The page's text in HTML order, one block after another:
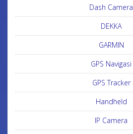
Dash Camera
DEKKA
GARMIN
GPS Navigasi
GPS Tracker
Handheld
IP Camera